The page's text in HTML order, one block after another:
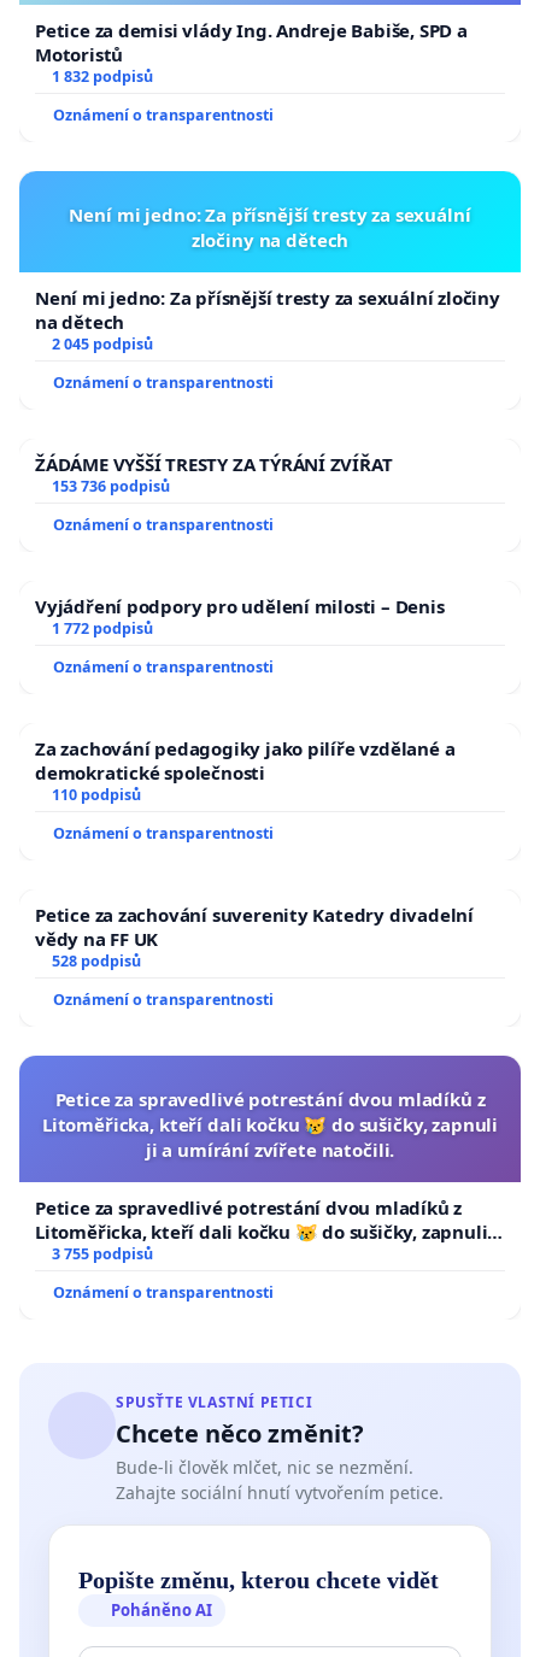
Petice za demisi vlády Ing. Andreje Babiše, SPD a
Motoristů
1 832 podpisů
Oznámení o transparentnosti
Není mi jedno: Za přísnější tresty za sexuální
zločiny na dětech
Není mi jedno: Za přísnější tresty za sexuální zločiny
na dětech
2 045 podpisů
Oznámení o transparentnosti
ŽÁDÁME VYŠŠÍ TRESTY ZA TÝRÁNÍ ZVÍŘAT
153 736 podpisů
Oznámení o transparentnosti
Vyjádření podpory pro udělení milosti – Denis
1 772 podpisů
Oznámení o transparentnosti
Za zachování pedagogiky jako pilíře vzdělané a
demokratické společnosti
110 podpisů
Oznámení o transparentnosti
Petice za zachování suverenity Katedry divadelní
vědy na FF UK
528 podpisů
Oznámení o transparentnosti
Petice za spravedlivé potrestání dvou mladíků z
Litoměřicka, kteří dali kočku 😿 do sušičky, zapnuli
ji a umírání zvířete natočili.
Petice za spravedlivé potrestání dvou mladíků z
Litoměřicka, kteří dali kočku 😿 do sušičky, zapnuli ji
a umírání zvířete natočili.
3 755 podpisů
Oznámení o transparentnosti
SPUSŤTE VLASTNÍ PETICI
Chcete něco změnit?
Bude-li člověk mlčet, nic se nezmění.
Zahajte sociální hnutí vytvořením petice.
Popište změnu, kterou chcete vidět
Poháněno AI